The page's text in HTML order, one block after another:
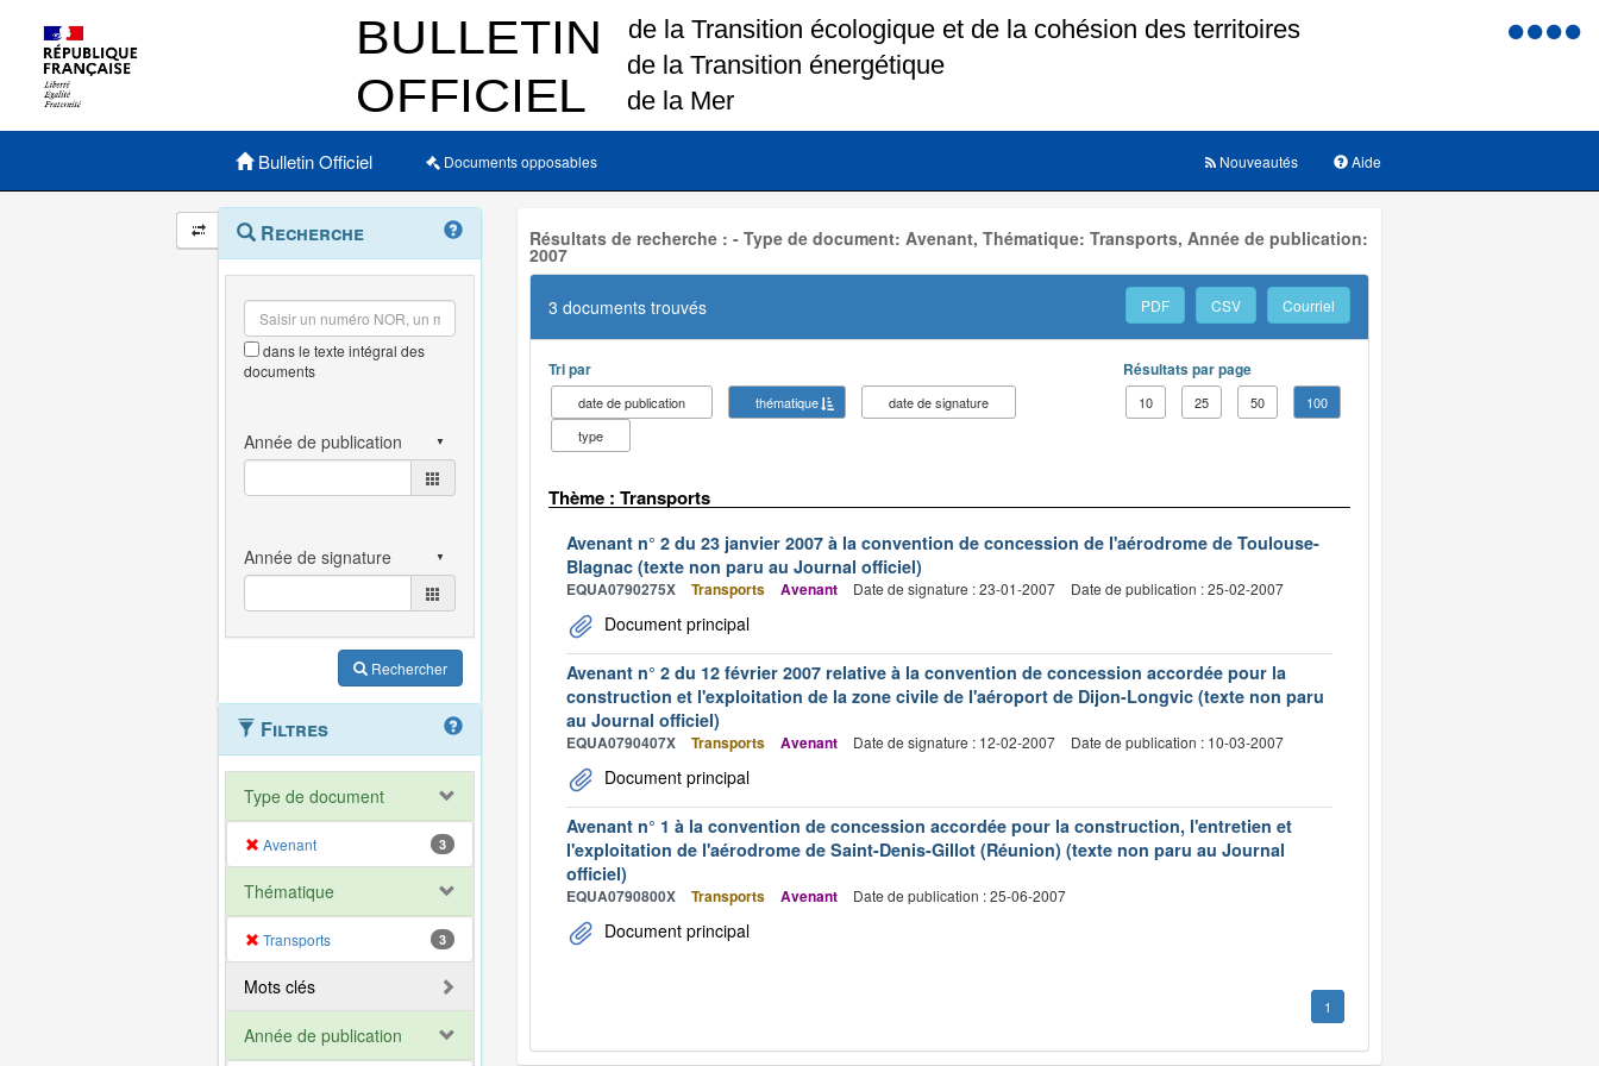
Menu
Menu principal
Bulletin Officiel Documents opposables Aide
Nouveautés
Navigation
et
outils
annexes
Menu
contextuel
Recherche
dans le texte intégral des
documents
Rechercher
Filtres
Type de document
Avenant 3
Thématique
Transports 3
Mots clés
Année de publication
Résultats de recherche : - Type de document: Avenant, Thématique: Transports, Année de publication:
2007
3 documents trouvés PDF CSV Courriel
Tri par
date de publication thématique
date de signature
type
Résultats par page
10 25 50 100
Thème : Transports
Avenant n° 2 du 23 janvier 2007 à la convention de concession de l'aérodrome de Toulouse-
Blagnac (texte non paru au Journal officiel)
EQUA0790275X Transports Avenant Date de signature : 23-01-2007 Date de publication : 25-02-2007
Document principal
Avenant n° 2 du 12 février 2007 relative à la convention de concession accordée pour la
construction et l'exploitation de la zone civile de l'aéroport de Dijon-Longvic (texte non paru
au Journal officiel)
EQUA0790407X Transports Avenant Date de signature : 12-02-2007 Date de publication : 10-03-2007
Document principal
Avenant n° 1 à la convention de concession accordée pour la construction, l'entretien et
l'exploitation de l'aérodrome de Saint-Denis-Gillot (Réunion) (texte non paru au Journal
officiel)
EQUA0790800X Transports Avenant Date de publication : 25-06-2007
Document principal
1